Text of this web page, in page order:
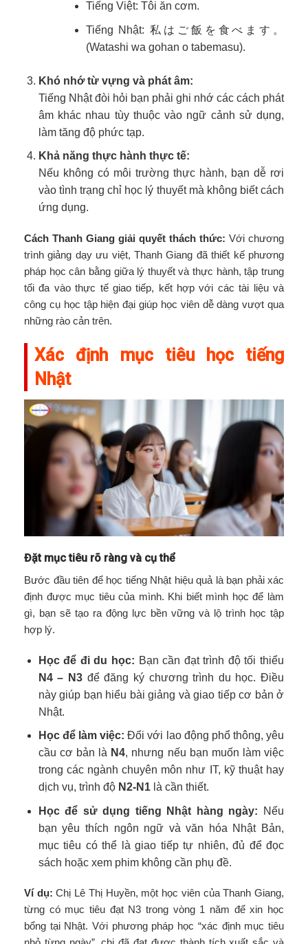
Tiếng Việt: Tôi ăn cơm.
Tiếng Nhật: 私はご飯を食べます。
(Watashi wa gohan o tabemasu).
Khó nhớ từ vựng và phát âm:
Tiếng Nhật đòi hỏi bạn phải ghi nhớ các cách phát
âm khác nhau tùy thuộc vào ngữ cảnh sử dụng,
làm tăng độ phức tạp.
Khả năng thực hành thực tế:
Nếu không có môi trường thực hành, bạn dễ rơi
vào tình trạng chỉ học lý thuyết mà không biết cách
ứng dụng.
Cách Thanh Giang giải quyết thách thức: Với chương
trình giảng dạy ưu việt, Thanh Giang đã thiết kế phương
pháp học cân bằng giữa lý thuyết và thực hành, tập trung
tối đa vào thực tế giao tiếp, kết hợp với các tài liệu và
công cụ học tập hiện đại giúp học viên dễ dàng vượt qua
những rào cản trên.
Xác định mục tiêu học tiếng
Nhật
Đặt mục tiêu rõ ràng và cụ thể
Bước đầu tiên để học tiếng Nhật hiệu quả là bạn phải xác
định được mục tiêu của mình. Khi biết mình học để làm
gì, bạn sẽ tạo ra động lực bền vững và lộ trình học tập
hợp lý.
Học để đi du học: Bạn cần đạt trình độ tối thiểu
N4 – N3 để đăng ký chương trình du học. Điều
này giúp bạn hiểu bài giảng và giao tiếp cơ bản ở
Nhật.
Học để làm việc: Đối với lao động phổ thông, yêu
cầu cơ bản là N4, nhưng nếu bạn muốn làm việc
trong các ngành chuyên môn như IT, kỹ thuật hay
dịch vụ, trình độ N2-N1là cần thiết.
Học để sử dụng tiếng Nhật hàng ngày: Nếu
bạn yêu thích ngôn ngữ và văn hóa Nhật Bản,
mục tiêu có thể là giao tiếp tự nhiên, đủ để đọc
sách hoặc xem phim không cần phụ đề.
Ví dụ: Chị Lê Thị Huyền, một học viên của Thanh Giang,
từng có mục tiêu đạt N3 trong vòng 1 năm để xin học
bổng tại Nhật. Với phương pháp học “xác định mục tiêu